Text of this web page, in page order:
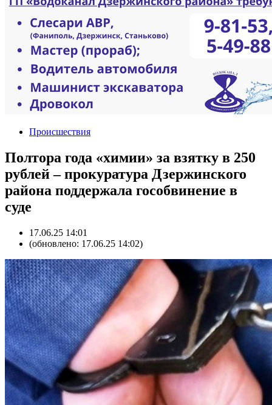
Происшествия
Полтора года «химии» за взятку в 250
рублей – прокуратура Дзержинского
района поддержала гособвинение в
суде
17.06.25 14:01
(обновлено: 17.06.25 14:02)